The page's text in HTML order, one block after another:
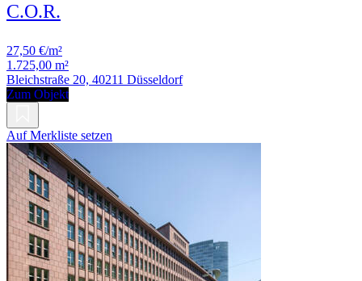
C.O.R.
27,50 €/m²
1.725,00 m²
Bleichstraße 20, 40211 Düsseldorf
Zum Objekt
Auf Merkliste setzen